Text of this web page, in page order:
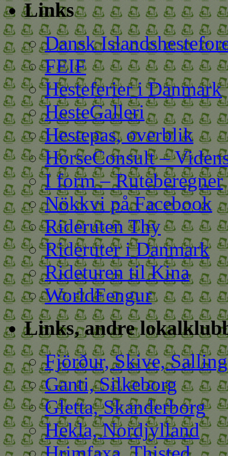
Links
Dansk
FEIF
Hesteferier i Danmark
HesteGalleri
Hestepas, overblik
HorseConsult –
I form – Ruteberegner
Nökkvi på Facebook
Rideruten Thy
Rideruter i Danmark
Rideturen til Kina
WorldFengur
Links, andre
Fjörður, Skive,
Ganti, Silkeborg
Gletta, Skanderborg
Hekla, Nordjylland